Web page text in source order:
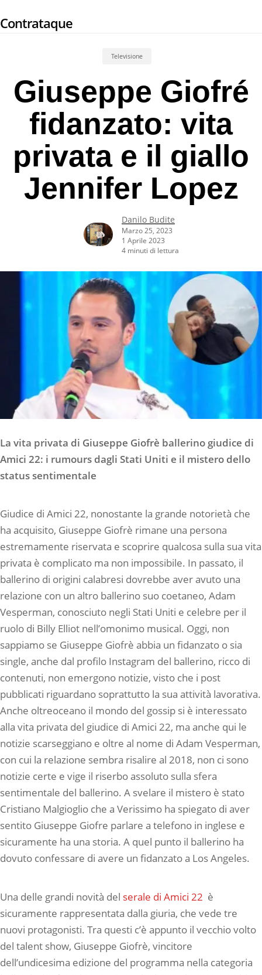
to
Contrataque
Televisione
Giuseppe Giofré
fidanzato: vita
privata e il giallo
Jennifer Lopez
Danilo Budite
Marzo 25, 2023
1 Aprile 2023
4 minuti di lettura
La vita privata di Giuseppe Giofrè ballerino giudice di
Amici 22: i rumours dagli Stati Uniti e il mistero dello
status sentimentale
Giudice di Amici 22, nonostante la grande notorietà che
ha acquisito, Giuseppe Giofrè rimane una persona
estremamente riservata e scoprire qualcosa sulla sua vita
privata è complicato ma non impossibile. In passato, il
ballerino di origini calabresi dovrebbe aver avuto una
relazione con un altro ballerino suo coetaneo, Adam
Vesperman, conosciuto negli Stati Uniti e celebre per il
ruolo di Billy Elliot nell’omonimo musical. Oggi, non
sappiamo se Giuseppe Giofrè abbia un fidanzato o sia
single, anche dal profilo Instagram del ballerino, ricco di
contenuti, non emergono notizie, visto che i post
pubblicati riguardano soprattutto la sua attività lavorativa.
Anche oltreoceano il mondo del gossip si è interessato
alla vita privata del giudice di Amici 22, ma anche qui le
notizie scarseggiano e oltre al nome di Adam Vesperman,
con cui la relazione sembra risalire al 2018, non ci sono
notizie certe e vige il riserbo assoluto sulla sfera
sentimentale del ballerino. A svelare il mistero è stato
Cristiano Malgioglio che a Verissimo ha spiegato di aver
sentito Giuseppe Giofre parlare a telefono in inglese e
sicuramente ha una storia. A quel punto il ballerino ha
dovuto confessare di avere un fidanzato a Los Angeles.
Una delle grandi novità del serale di Amici 22 è
sicuramente rappresentata dalla giuria, che vede tre
nuovi protagonisti. Tra questi c’è appunto il vecchio volto
del talent show, Giuseppe Giofrè, vincitore
dell’undicesima edizione del programma nella categoria